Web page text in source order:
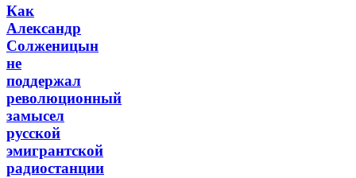
Как
Александр
Солженицын
не
поддержал
революционный
замысел
русской
эмигрантской
радиостанции